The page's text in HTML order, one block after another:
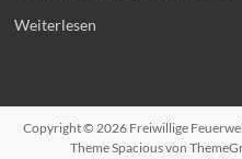
Weiterlesen
Copyright © 2026 Freiwillige
ThemeSpaciousvon